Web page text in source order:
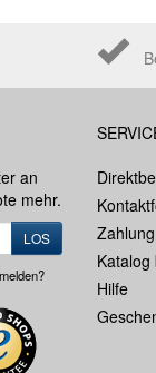
an
mehr.
LOS
Katalog
Hilfe